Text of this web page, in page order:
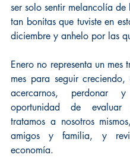
ser solo sentir melancolía de
tan bonitas que tuviste en
diciembre y anhelo por las
Enero no representa un mes
mes para seguir creciendo,
acercarnos, perdonar
oportunidad de
tratamos a nosotros
amigos y familia, y
economía.